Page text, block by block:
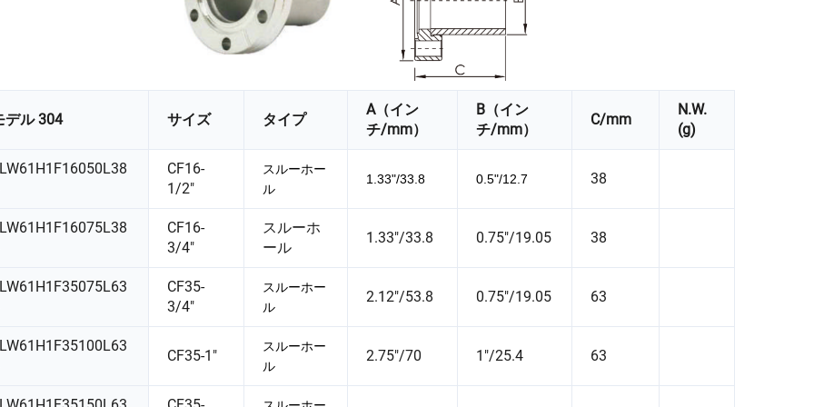
デル 304 サイズ タイプ
A（イン
チ/mm）
B（イン
チ/mm）
C/mm
N.W.
(g)
CF16-
1/2"
スルーホー
ル
1.33"/33.8 0.5"/12.7 38
CF16-
3/4"
スルーホ
ール
1.33"/33.8 0.75"/19.05 38
CF35-
3/4"
スルーホー
ル
2.12"/53.8 0.75"/19.05 63
CF35-1"
スルーホー
ル
2.75"/70 1"/25.4 63